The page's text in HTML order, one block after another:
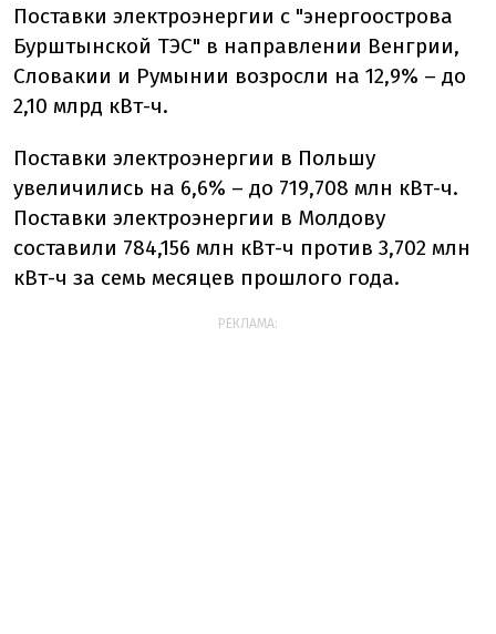
Поставки электроэнергии с "энергоострова
Бурштынской ТЭС" в направлении Венгрии,
Словакии и Румынии возросли на 12,9% – до
2,10 млрд кВт-ч.
Поставки электроэнергии в Польшу
увеличились на 6,6% – до 719,708 млн кВт-ч.
Поставки электроэнергии в Молдову
составили 784,156 млн кВт-ч против 3,702 млн
кВт-ч за семь месяцев прошлого года.
РЕКЛАМА: